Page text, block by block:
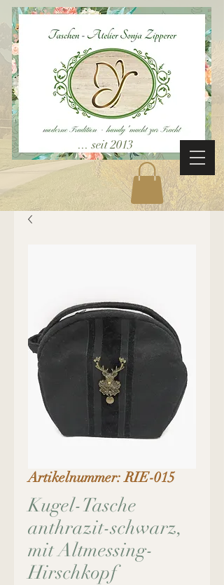
... seit 2013
Artikelnummer: RIE-015
Kugel-Tasche
anthrazit-schwarz,
mit Altmessing-
Hirschkopf